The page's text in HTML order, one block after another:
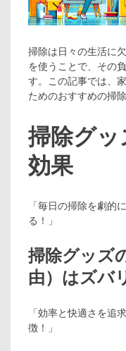
掃除は日々の生活に
を使うことで、その
す。この記事では、
ためのおすすめの掃
掃除グ
効果
「毎日の掃除を劇的
る！」
掃除グッズ
由）はズバ
「効率と快適さを追
徴！」